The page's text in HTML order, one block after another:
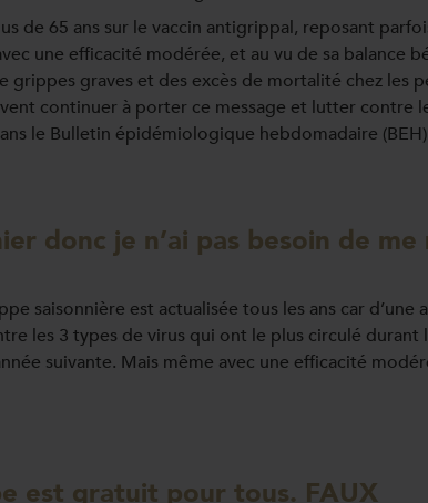
de 65 ans sur le vaccin antigrippal, reposant
une efficacité modérée, et au vu de sa balance
graves et des excès de mortalité chez les
continuer à porter ce message et lutter contre
le Bulletin épidémiologique hebdomadaire
donc je n’ai pas besoin de
saisonnière est actualisée tous les ans car d’une
les 3 types de virus qui ont le plus circulé durant
suivante. Mais même avec une efficacité
est gratuit pour tous. FAUX